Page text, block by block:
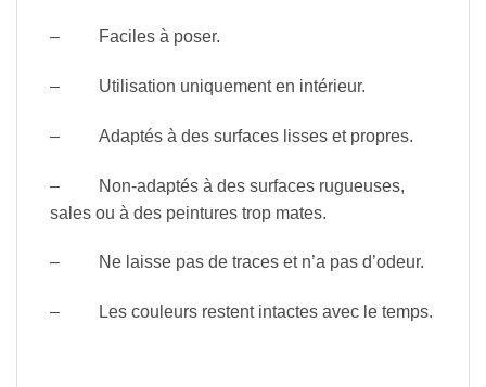
– Faciles à poser.
– Utilisation uniquement en intérieur.
– Adaptés à des surfaces lisses et propres.
– Non-adaptés à des surfaces rugueuses,
sales ou à des peintures trop mates.
– Ne laisse pas de traces et n’a pas d’odeur.
– Les couleurs restent intactes avec le temps.